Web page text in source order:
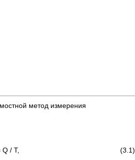
метод измерения
= Q / T, (3.1)